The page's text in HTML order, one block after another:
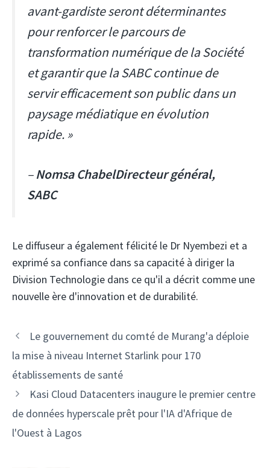
avant-gardiste seront déterminantes
pour renforcer le parcours de
transformation numérique de la Société
et garantir que la SABC continue de
servir efficacement son public dans un
paysage médiatique en évolution
rapide. »
–Nomsa ChabelDirecteur général,
SABC
Le diffuseur a également félicité le Dr Nyembezi et a
exprimé sa confiance dans sa capacité à diriger la
Division Technologie dans ce qu'il a décrit comme une
nouvelle ère d'innovation et de durabilité.
Navigation
des
articles
Le gouvernement du comté de Murang'a déploie
la mise à niveau Internet Starlink pour 170
établissements de santé
Kasi Cloud Datacenters inaugure le premier centre
de données hyperscale prêt pour l'IA d'Afrique de
l'Ouest à Lagos